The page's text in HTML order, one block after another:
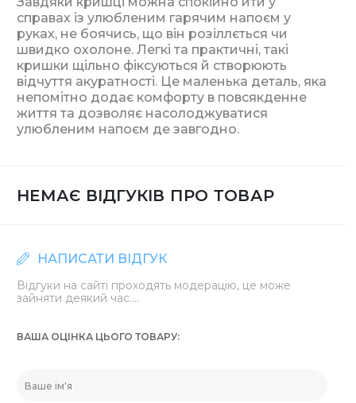
справах із улюбленим гарячим напоєм у
руках, не боячись, що він розіллється чи
швидко охолоне. Легкі та практичні, такі
кришки щільно фіксуються й створюють
відчуття акуратності. Це маленька деталь, яка
непомітно додає комфорту в повсякденне
життя та дозволяє насолоджуватися
улюбленим напоєм де завгодно.
НЕМАЄ ВІДГУКІВ ПРО ТОВАР
НАПИСАТИ ВІДГУК
Відгуки на сайті проходять модерацію, це може
зайняти деякий час....
ВАША ОЦІНКА ЦЬОГО ТОВАРУ